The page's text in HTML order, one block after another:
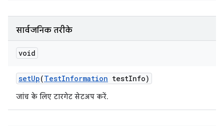
सार्वजनिक तरीके
void
setUp(TestInformation testInfo)
जांच के लिए टारगेट सेटअप करें.